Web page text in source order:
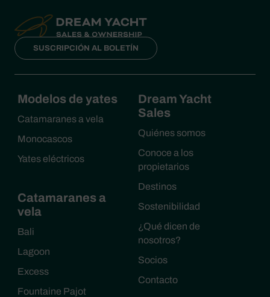
SUSCRIPCIÓN AL BOLETÍN
Modelos de yates
Catamaranes a vela
Monocascos
Yates eléctricos
Catamaranes a
vela
Bali
Lagoon
Excess
Fountaine Pajot
Dream Yacht
Sales
Quiénes somos
Conoce a los
propietarios
Destinos
Sostenibilidad
¿Qué dicen de
nosotros?
Socios
Contacto